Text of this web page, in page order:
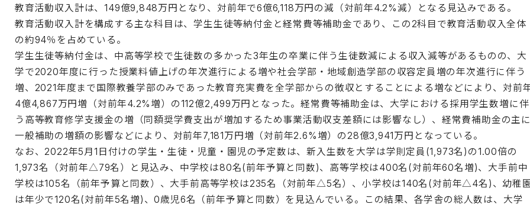
教育活動収入計は、149億9,848万円となり、対前年で6億6,118万円の減（対前年4.2%減）となる見込みである。
教育活動収入計を構成する主な科目は、学生生徒等納付金と経常費等補助金であり、この2科目で教育活動収入全体
の約94％を占めている。
学生生徒等納付金は、中高等学校で生徒数の多かった3年生の卒業に伴う生徒数減による収入減等があるものの、大
学で2020年度に行った授業料値上げの年次進行による増や社会学部・地域創造学部の収容定員増の年次進行に伴う
増、2021年度まで国際教養学部のみであった教育充実費を全学部からの徴収とすることによる増などにより、対前
4億4,867万円増（対前年4.2%増）の112億2,499万円となった。経常費等補助金は、大学における採用学生数増に伴
う高等教育修学支援金の増（同額奨学費支出が増加するため事業活動収支差額には影響なし）、経常費補助金の主に
一般補助の増額の影響などにより、対前年7,181万円増（対前年2.6%増）の28億3,941万円となっている。
なお、2022年5月1日付けの学生・生徒・児童・園児の予定数は、新入生数を大学は学則定員(1,973名)の1.00倍の
1,973名（対前年△79名）と見込み、中学校は80名(前年予算と同数)、高等学校は400名(対前年60名増)、大手前中
学校は105名（前年予算と同数）、大手前高等学校は235名（対前年△5名）、小学校は140名(対前年△4名)、幼稚園
は年少で120名(対前年5名増)、0歳児6名（前年予算と同数）を見込んでいる。この結果、各学舎の総人数は、大学